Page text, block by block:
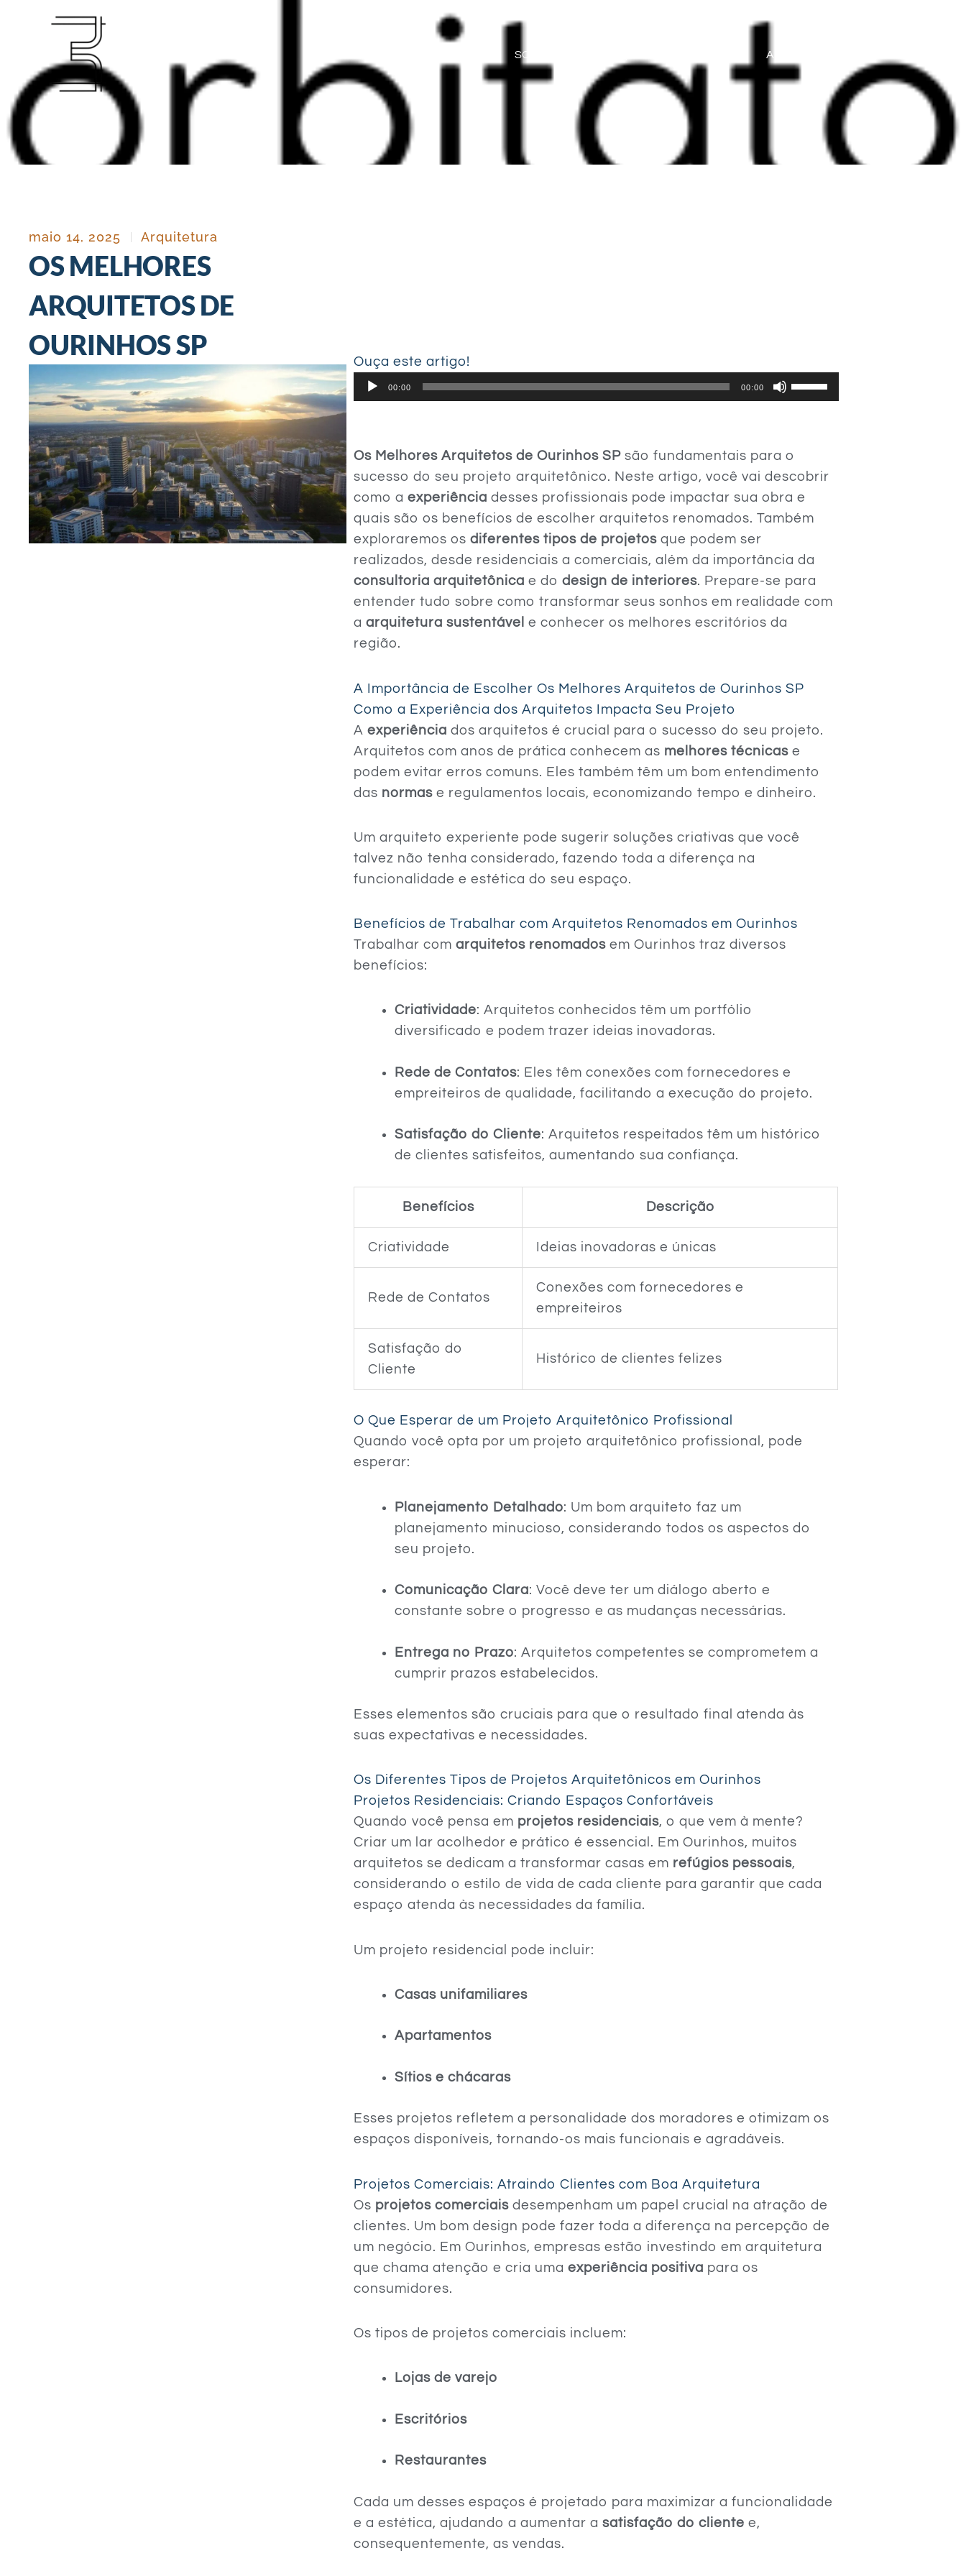
conteúdo
SOBRE ARTIGOS
maio 14, 2025 Arquitetura
OS MELHORES
ARQUITETOS DE
OURINHOS SP
Ouça este artigo!
Tocador
de
00:00 00:00
Use
as
Os Melhores Arquitetos de Ourinhos SP são fundamentais para o
sucesso do seu projeto arquitetônico. Neste artigo, você vai descobrir
como aexperiência desses profissionais pode impactar sua obra e
quais são os benefícios de escolher arquitetos renomados. Também
exploraremos osdiferentes tipos de projetos que podem ser
realizados, desde residenciais a comerciais, além da importância da
consultoria arquitetônica e dodesign de interiores. Prepare-se para
entender tudo sobre como transformar seus sonhos em realidade com
aarquitetura sustentável e conhecer os melhores escritórios da
região.
A Importância de Escolher Os Melhores Arquitetos de Ourinhos SP
Como a Experiência dos Arquitetos Impacta Seu Projeto
Aexperiência dos arquitetos é crucial para o sucesso do seu projeto.
Arquitetos com anos de prática conhecem as melhores técnicas e
podem evitar erros comuns. Eles também têm um bom entendimento
das normas e regulamentos locais, economizando tempo e dinheiro.
Um arquiteto experiente pode sugerir soluções criativas que você
talvez não tenha considerado, fazendo toda a diferença na
funcionalidade e estética do seu espaço.
Benefícios de Trabalhar com Arquitetos Renomados em Ourinhos
Trabalhar comarquitetos renomados em Ourinhos traz diversos
benefícios:
Criatividade: Arquitetos conhecidos têm um portfólio
diversificado e podem trazer ideias inovadoras.
Rede de Contatos: Eles têm conexões com fornecedores e
empreiteiros de qualidade, facilitando a execução do projeto.
Satisfação do Cliente: Arquitetos respeitados têm um histórico
de clientes satisfeitos, aumentando sua confiança.
Benefícios Descrição
Criatividade Ideias inovadoras e únicas
Rede de Contatos
Conexões com fornecedores e
empreiteiros
Satisfação do
Cliente
Histórico de clientes felizes
O Que Esperar de um Projeto Arquitetônico Profissional
Quando você opta por um projeto arquitetônico profissional, pode
esperar:
Planejamento Detalhado: Um bom arquiteto faz um
planejamento minucioso, considerando todos os aspectos do
seu projeto.
Comunicação Clara: Você deve ter um diálogo aberto e
constante sobre o progresso e as mudanças necessárias.
Entrega no Prazo: Arquitetos competentes se comprometem a
cumprir prazos estabelecidos.
Esses elementos são cruciais para que o resultado final atenda às
suas expectativas e necessidades.
Os Diferentes Tipos de Projetos Arquitetônicos em Ourinhos
Projetos Residenciais: Criando Espaços Confortáveis
Quando você pensa em projetos residenciais, o que vem à mente?
Criar um lar acolhedor e prático é essencial. Em Ourinhos, muitos
arquitetos se dedicam a transformar casas em refúgios pessoais,
considerando o estilo de vida de cada cliente para garantir que cada
espaço atenda às necessidades da família.
Um projeto residencial pode incluir:
Casas unifamiliares
Apartamentos
Sítios e chácaras
Esses projetos refletem a personalidade dos moradores e otimizam os
espaços disponíveis, tornando-os mais funcionais e agradáveis.
Projetos Comerciais: Atraindo Clientes com Boa Arquitetura
Os projetos comerciais desempenham um papel crucial na atração de
clientes. Um bom design pode fazer toda a diferença na percepção de
um negócio. Em Ourinhos, empresas estão investindo em arquitetura
que chama atenção e cria umaexperiência positiva para os
consumidores.
Os tipos de projetos comerciais incluem:
Lojas de varejo
Escritórios
Restaurantes
Cada um desses espaços é projetado para maximizar a funcionalidade
e a estética, ajudando a aumentar asatisfação do cliente e,
consequentemente, as vendas.